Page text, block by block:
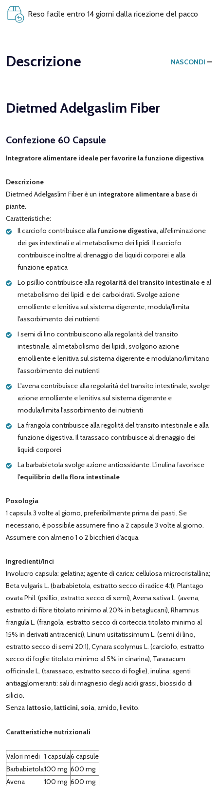
Reso facile entro 14 giorni dalla ricezione del pacco
Descrizione NASCONDI
Dietmed Adelgaslim Fiber
Confezione 60 Capsule
Integratore alimentare ideale per favorire la funzione digestiva
Descrizione
Dietmed Adelgaslim Fiber è un integratore alimentarea base di
piante.
Caratteristiche:
Il carciofo contribuisce allafunzione digestiva, all'eliminazione
dei gas intestinali e al metabolismo dei lipidi. Il carciofo
contribuisce inoltre al drenaggio dei liquidi corporei e alla
funzione epatica
Lo psillio contribuisce alla regolarità del transito intestinale e al
metabolismo dei lipidi e dei carboidrati. Svolge azione
emolliente e lenitiva sul sistema digerente, modula/limita
l'assorbimento dei nutrienti
I semi di lino contribuiscono alla regolarità del transito
intestinale, al metabolismo dei lipidi, svolgono azione
emolliente e lenitiva sul sistema digerente e modulano/limitano
l'assorbimento dei nutrienti
L'avena contribuisce alla regolarità del transito intestinale, svolge
azione emolliente e lenitiva sul sistema digerente e
modula/limita l'assorbimento dei nutrienti
La frangola contribuisce alla regolità del transito intestinale e alla
funzione digestiva. Il tarassaco contribuisce al drenaggio dei
liquidi corporei
La barbabietola svolge azione antiossidante. L'inulina favorisce
l'equilibrio della flora intestinale
Posologia
1 capsula 3 volte al giorno, preferibilmente prima dei pasti. Se
necessario, è possibile assumere fino a 2 capsule 3 volte al giorno.
Assumere con almeno 1 o 2 bicchieri d'acqua.
Ingredienti/Inci
Involucro capsula: gelatina; agente di carica: cellulosa microcristallina;
Beta vulgaris L. (barbabietola, estratto secco di radice 4:1), Plantago
ovata Phil. (psillio, estratto secco di semi), Avena sativa L. (avena,
estratto di fibre titolato minimo al 20% in betaglucani), Rhamnus
frangula L. (frangola, estratto secco di corteccia titolato minimo al
15% in derivati antracenici), Linum usitatissimum L. (semi di lino,
estratto secco di semi 20:1), Cynara scolymus L. (carciofo, estratto
secco di foglie titolato minimo al 5% in cinarina), Taraxacum
officinale L. (tarassaco, estratto secco di foglie), inulina; agenti
antiagglomeranti: sali di magnesio degli acidi grassi, biossido di
silicio.
Senza lattosio, latticini, soia, amido, lievito.
Caratteristiche nutrizionali
Valori medi 1 capsula6 capsule
Barbabietola100 mg 600 mg
Avena
100 mg 600 mg